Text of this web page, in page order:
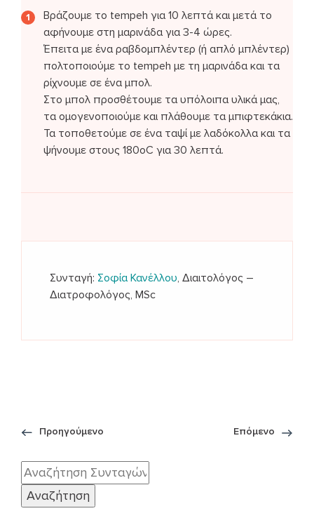
Βράζουμε το tempeh για 10 λεπτά και μετά το
αφήνουμε στη μαρινάδα για 3-4 ώρες.
Έπειτα με ένα ραβδομπλέντερ (ή απλό μπλέντερ)
πολτοποιούμε το tempeh με τη μαρινάδα και τα
ρίχνουμε σε ένα μπολ.
Στο μπολ προσθέτουμε τα υπόλοιπα υλικά μας,
τα ομογενοποιούμε και πλάθουμε τα μπιφτεκάκια.
Τα τοποθετούμε σε ένα ταψί με λαδόκολλα και τα
ψήνουμε στους 180οC για 30 λεπτά.
Συνταγή: Σοφία Κανέλλου, Διαιτολόγος –
Διατροφολόγος, MSc
Προηγούμενο Επόμενο